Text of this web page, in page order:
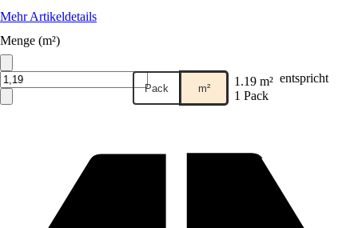
Mehr Artikeldetails
Menge (m²)
Pack m² 1.19 m² entspricht
1 Pack